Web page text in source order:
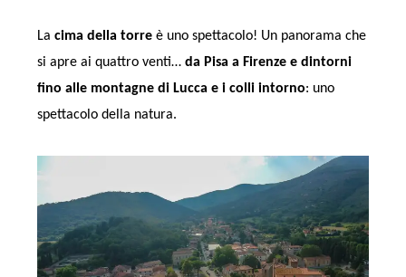
La cima della torreè uno spettacolo! Un panorama che
si apre ai quattro venti… da Pisa a Firenze e dintorni
fino alle montagne di Lucca e i colli intorno: uno
spettacolo della natura.